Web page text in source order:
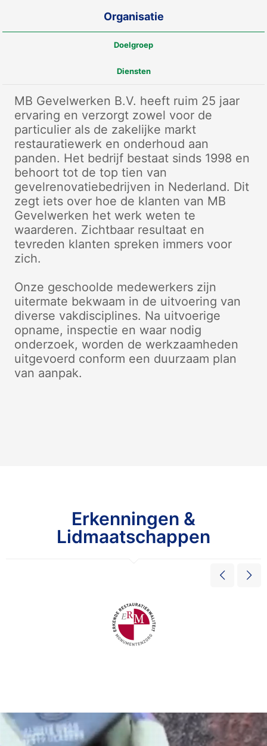
Organisatie
Doelgroep
Diensten
MB Gevelwerken B.V. heeft ruim 25 jaar
ervaring en verzorgt zowel voor de
particulier als de zakelijke markt
restauratiewerk en onderhoud aan
panden. Het bedrijf bestaat sinds 1998 en
behoort tot de top tien van
gevelrenovatiebedrijven in Nederland. Dit
zegt iets over hoe de klanten van MB
Gevelwerken het werk weten te
waarderen. Zichtbaar resultaat en
tevreden klanten spreken immers voor
zich.
Onze geschoolde medewerkers zijn
uitermate bekwaam in de uitvoering van
diverse vakdisciplines. Na uitvoerige
opname, inspectie en waar nodig
onderzoek, worden de werkzaamheden
uitgevoerd conform een duurzaam plan
van aanpak.
Erkenningen &
Lidmaatschappen